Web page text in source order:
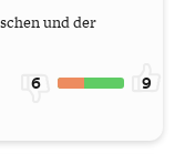
und der
6 9